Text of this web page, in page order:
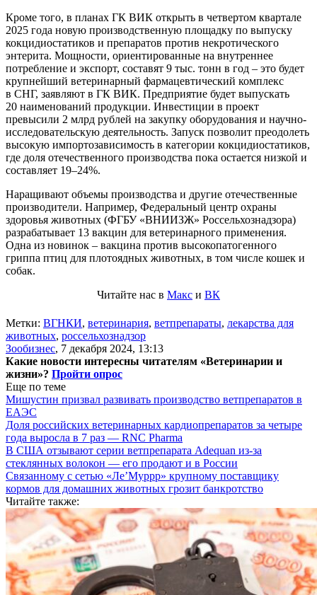
Кроме того, в планах ГК ВИК открыть в четвертом квартале
2025 года новую производственную площадку по выпуску
кокцидиостатиков и препаратов против некротического
энтерита. Мощности, ориентированные на внутреннее
потребление и экспорт, составят 9 тыс. тонн в год – это будет
крупнейший ветеринарный фармацевтический комплекс
в СНГ, заявляют в ГК ВИК. Предприятие будет выпускать
20 наименований продукции. Инвестиции в проект
превысили 2 млрд рублей на закупку оборудования и научно-
исследовательскую деятельность. Запуск позволит преодолеть
высокую импортозависимость в категории кокцидиостатиков,
где доля отечественного производства пока остается низкой и
составляет 19–24%.
Наращивают объемы производства и другие отечественные
производители. Например, Федеральный центр охраны
здоровья животных (ФГБУ «ВНИИЗЖ» Россельхознадзора)
разрабатывает 13 вакцин для ветеринарного применения.
Одна из новинок – вакцина против высокопатогенного
гриппа птиц для плотоядных животных, в том числе кошек и
собак.
Читайте нас в Макс и ВК
Метки: ВГНКИ, ветеринария, ветпрепараты, лекарства для
животных, россельхознадзор
Зообизнес, 7 декабря 2024, 13:13
Какие новости интересны читателям «Ветеринарии и
жизни»? Пройти опрос
Еще по теме
Мишустин призвал развивать производство ветпрепаратов в
ЕАЭС
Доля российских ветеринарных кардиопрепаратов за четыре
года выросла в 7 раз — RNC Pharma
В США отзывают серии ветпрепарата Adequan из-за
стеклянных волокон — его продают и в России
Связанному с сетью «Ле’Муррр» крупному поставщику
кормов для домашних животных грозит банкротство
Читайте также: